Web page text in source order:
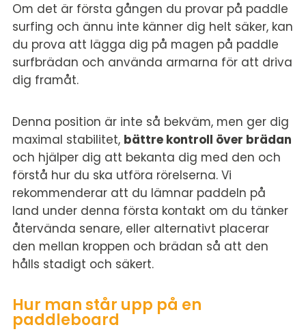
Om det är första gången du provar på paddle
surfing och ännu inte känner dig helt säker, kan
du prova att lägga dig på magen på paddle
surfbrädan och använda armarna för att driva
dig framåt.
Denna position är inte så bekväm, men ger dig
maximal stabilitet, bättre kontroll över brädan
och hjälper dig att bekanta dig med den och
förstå hur du ska utföra rörelserna. Vi
rekommenderar att du lämnar paddeln på
land under denna första kontakt om du tänker
återvända senare, eller alternativt placerar
den mellan kroppen och brädan så att den
hålls stadigt och säkert.
Hur man står upp på en
paddleboard